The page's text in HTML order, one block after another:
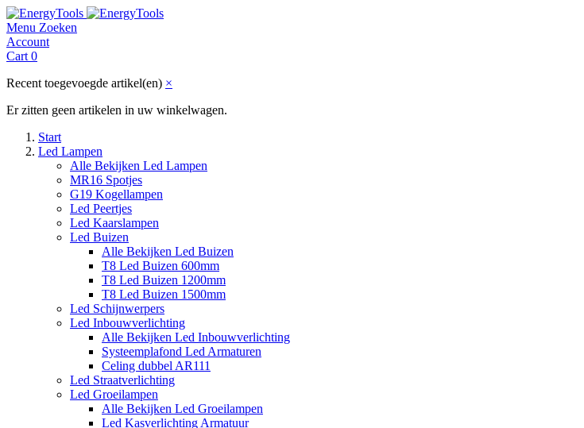
Menu Zoeken
Account
Cart 0
Recent toegevoegde artikel(en) ×
Er zitten geen artikelen in uw winkelwagen.
Start
Led Lampen
Alle Bekijken Led Lampen
MR16 Spotjes
G19 Kogellampen
Led Peertjes
Led Kaarslampen
Led Buizen
Alle Bekijken Led Buizen
T8 Led Buizen 600mm
T8 Led Buizen 1200mm
T8 Led Buizen 1500mm
Led Schijnwerpers
Led Inbouwverlichting
Alle Bekijken Led Inbouwverlichting
Systeemplafond Led Armaturen
Celing dubbel AR111
Led Straatverlichting
Led Groeilampen
Alle Bekijken Led Groeilampen
Led Kasverlichting Armatuur